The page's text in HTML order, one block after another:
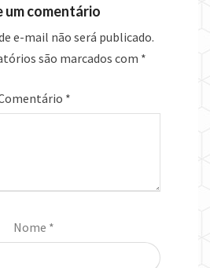
um comentário
e-mail não será publicado.
são marcados com *
*
Nome *